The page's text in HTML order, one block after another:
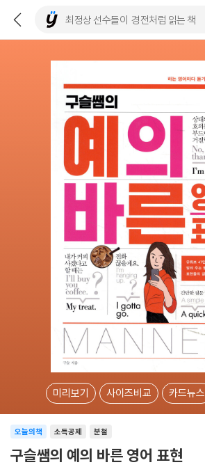
미리보기 사이즈비교 카드뉴스
소득공제 분철
오늘의책
구슬쌤의 예의 바른 영어 표현